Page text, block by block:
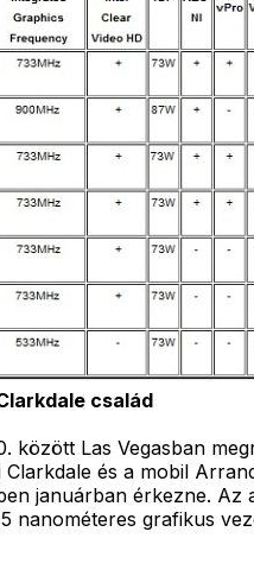
család
között Las Vegasban
és a mobil
januárban érkezne. Az
nanométeres grafikus